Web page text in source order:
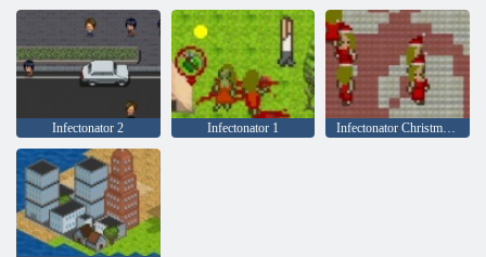
Infectonator 2 Infectonator 1